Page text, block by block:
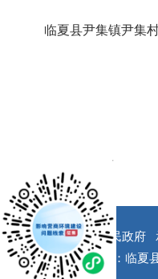
临夏县尹集镇尹集
版权所有：临夏县人民政府
址：临夏
x